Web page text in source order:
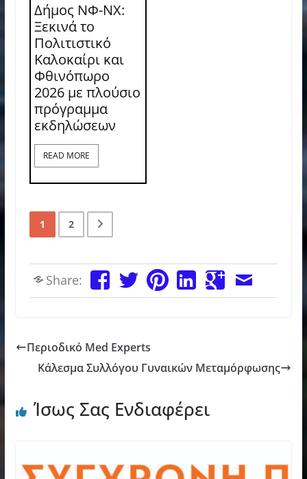
Δήμος ΝΦ-ΝΧ:
Ξεκινά το
Πολιτιστικό
Καλοκαίρι και
Φθινόπωρο
2026 με πλούσιο
πρόγραμμα
εκδηλώσεων
READ MORE
1 2
Share:
Περιοδικό Med Experts
Κάλεσμα Συλλόγου Γυναικών Μεταμόρφωσης
Ίσως Σας Ενδιαφέρει